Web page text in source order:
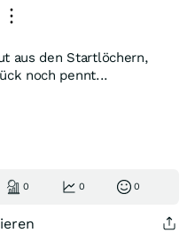
aus den Startlöchern,
noch pennt...
0 0 0